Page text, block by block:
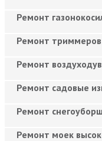
Ремонт
Ремонт триммеров
Ремонт
Ремонт садовые
Ремонт
Ремонт моек